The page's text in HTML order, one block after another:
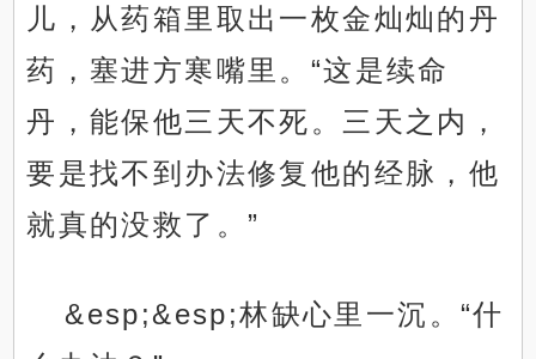
儿，从药箱里取出一枚金灿灿的丹
药，塞进方寒嘴里。“这是续命
丹，能保他三天不死。三天之内，
要是找不到办法修复他的经脉，他
就真的没救了。”
&esp;&esp;林缺心里一沉。“什